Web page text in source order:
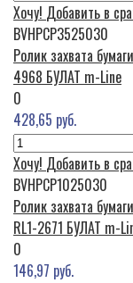
Хочу! Добавить в
BVHPCP3525030
Ролик захвата
4968 БУЛАТ m-Line
0
428,65 руб.
Хочу! Добавить в
BVHPCP1025030
Ролик захвата
RL1-2671 БУЛАТ m-
0
146,97 руб.